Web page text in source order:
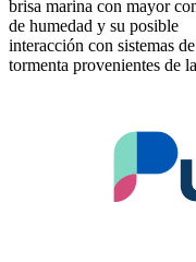
brisa marina con mayor
de humedad y su posible
interacción con sistemas de
tormenta provenientes de